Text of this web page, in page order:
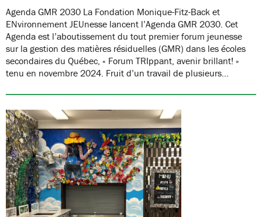
Agenda GMR 2030 La Fondation Monique-Fitz-Back et
ENvironnement JEUnesse lancent l’Agenda GMR 2030. Cet
Agenda est l’aboutissement du tout premier forum jeunesse
sur la gestion des matières résiduelles (GMR) dans les écoles
secondaires du Québec, « Forum TRIppant, avenir brillant! »
tenu en novembre 2024. Fruit d’un travail de plusieurs…